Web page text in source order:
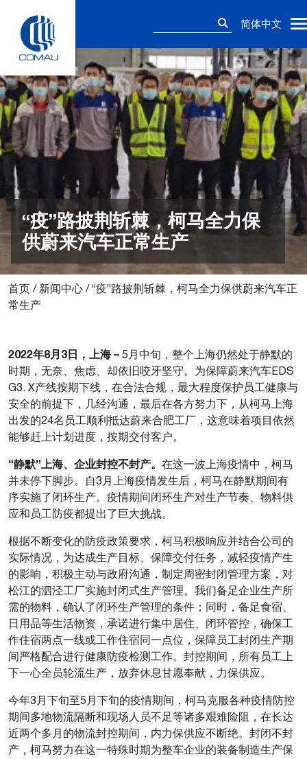
content
简体中文
“疫”路披荆斩棘，柯马全力保
供蔚来汽车正常生产
首页 / 新闻中心 /“疫”路披荆斩棘，柯马全力保供蔚来汽车正
常生产
2022年8月 3日 ， 上海 – 5月中旬， 整个上海仍然处于静默的
时期 ，无奈、焦虑、却依旧咬牙坚守。为保障蔚来汽车EDS
G3. X产线按期下线，在合法合规，最大程度保护员工健康与
安全的前提下，几经沟通，最后在各方努力下，从柯马上海
出发的24名员工顺利抵达蔚来合肥工厂，这意味着项目依然
能够赶上计划进度，按期交付客户。
“静默”上海、企业封控不封产。 在这一波上海疫情中，柯马
并未停下脚步。自3月上海疫情发生后，柯马在静默期间有
序实施了闭环生产。疫情期间闭环生产对生产节奏、物料供
应和员工防疫都提出了巨大挑战。
根据不断变化的防疫政策要求，柯马积极响应并结合公司的
实际情况，为达成生产目标、保障交付任务，减轻疫情产生
的影响，积极主动与政府沟通，制定周密封闭管理方案，对
松江的泗泾工厂实施封闭式生产管理。我们备足企业生产所
需的物料，确认了闭环生产管理的条件；同时，备足食宿、
日用品等生活物资，承诺进行集中居住、闭环管控，确保工
作住宿两点一线或工作住宿同一点位，保障员工封闭生产期
间严格配合进行健康防疫检测工作。封控期间，所有员工上
下一心全员轮流生产，放弃休息甘愿奉献，力保供应。
今年3月下旬至5月下旬的疫情期间，柯马克服各种疫情防控
期间多地物流隔断和现场人员不足等诸多艰难险阻，在长达
近两个多月的物流封控期间，内力保供应不断绝。 封闭不封
产 ，柯马努力在这一特殊时期为整车企业的装备制造生产保